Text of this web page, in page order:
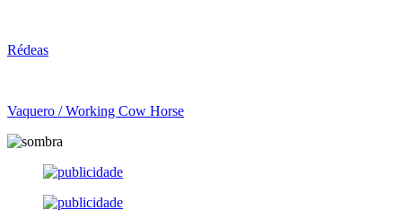
Rédeas
Vaquero / Working Cow Horse